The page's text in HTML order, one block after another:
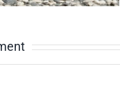
Walk-BEST